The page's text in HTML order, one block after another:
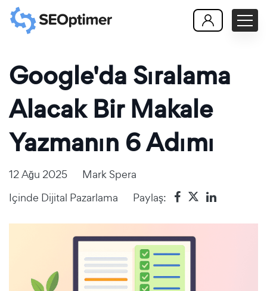
Google'da Sıralama
Alacak Bir Makale
Yazmanın 6 Adımı
12 Ağu 2025
Mark Spera
Içinde Dijital Pazarlama Paylaş: